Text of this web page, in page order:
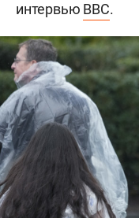
интервью BBC.